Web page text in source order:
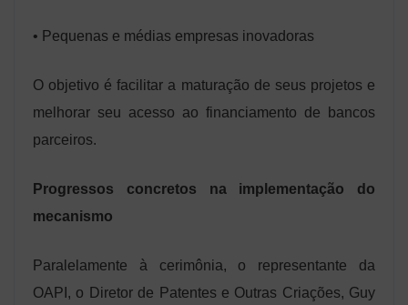
• Pequenas e médias empresas inovadoras
O objetivo é facilitar a maturação de seus projetos e
melhorar seu acesso ao financiamento de bancos
parceiros.
Progressos concretos na implementação do
mecanismo
Paralelamente à cerimônia, o representante da
OAPI, o Diretor de Patentes e Outras Criações, Guy